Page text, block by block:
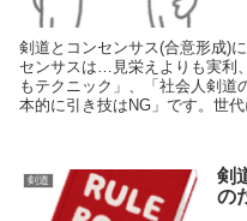
剣道とコンセンサス(合意形成)
センサスは…見栄えよりも実利
もテクニック」、「社会人剣
本的に引き技はNG」です。世
剣道
剣
の